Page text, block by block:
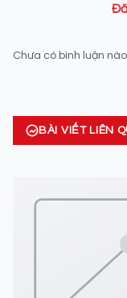
Chưa có bình luận
BÀI VIẾT LIÊN